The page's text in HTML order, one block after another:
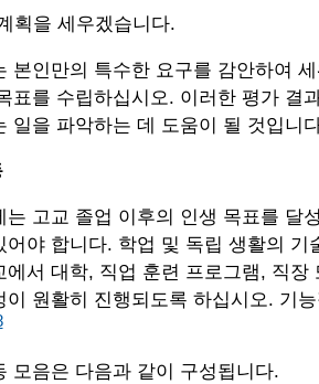
획을 세우겠습니다.
본인만의 특수한 요구를 감안하여
표를 수립하십시오. 이러한 평가 결
일을 파악하는 데 도움이 될 것입니
는 고교 졸업 이후의 인생 목표를 달
어야 합니다. 학업 및 독립 생활의 기
에서 대학, 직업 훈련 프로그램, 직장
이 원활히 진행되도록 하십시오. 기
모음은 다음과 같이 구성됩니다.